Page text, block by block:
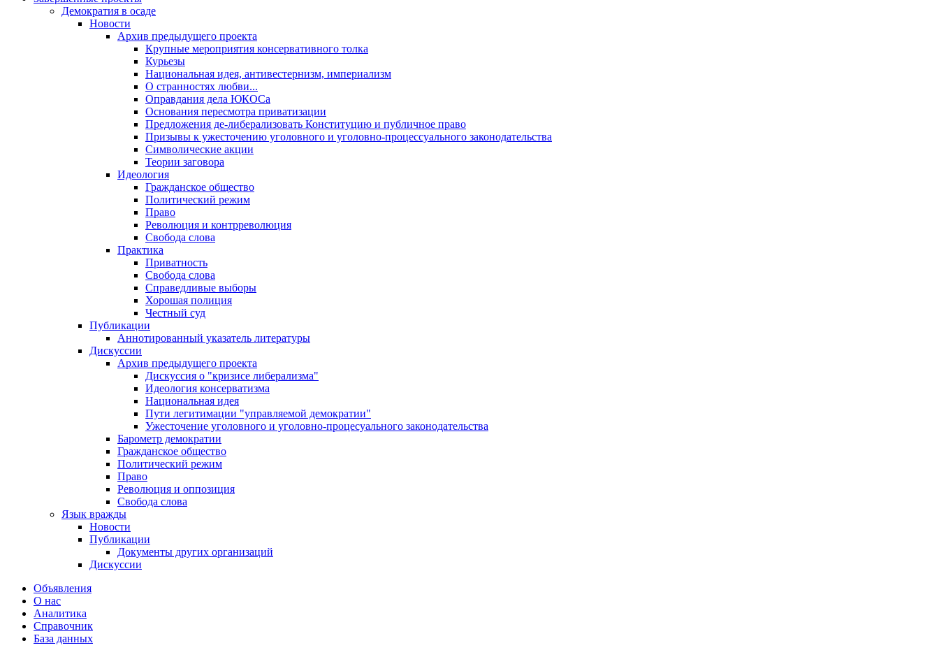
Демократия в осаде
Новости
Архив предыдущего проекта
Крупные мероприятия консервативного толка
Курьезы
Национальная идея, антивестернизм, империализм
О странностях любви...
Оправдания дела ЮКОСа
Основания пересмотра приватизации
Предложения де-либерализовать Конституцию и публичное право
Призывы к ужесточению уголовного и уголовно-процессуального законодательства
Символические акции
Теории заговора
Идеология
Гражданское общество
Политический режим
Право
Революция и контрреволюция
Свобода слова
Практика
Приватность
Свобода слова
Справедливые выборы
Хорошая полиция
Честный суд
Публикации
Аннотированный указатель литературы
Дискуссии
Архив предыдущего проекта
Дискуссия о "кризисе либерализма"
Идеология консерватизма
Национальная идея
Пути легитимации "управляемой демократии"
Ужесточение уголовного и уголовно-процесуального законодательства
Барометр демократии
Гражданское общество
Политический режим
Право
Революция и оппозиция
Свобода слова
Язык вражды
Новости
Публикации
Документы других организаций
Дискуссии
Объявления
О нас
Аналитика
Справочник
База данных